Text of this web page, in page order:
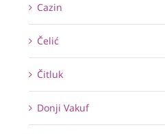
Cazin
Čelić
Čitluk
Donji Vakuf